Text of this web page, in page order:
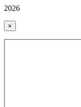
2026
×